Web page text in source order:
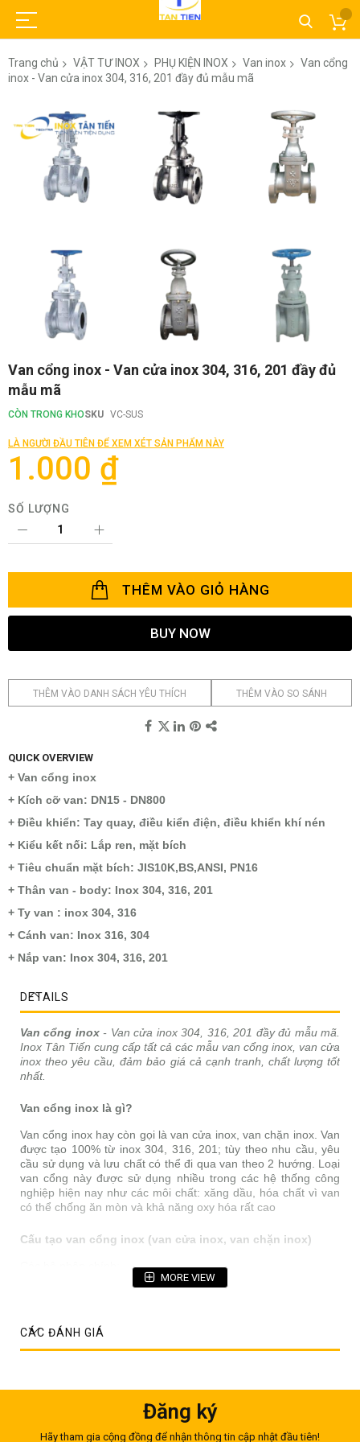
Trang chủ VẬT TƯ INOX PHỤ KIỆN INOX Van inox
Van cổng
inox - Van cửa inox 304, 316, 201 đầy đủ mẫu mã
đến
phần
Chuyển
phần
đầu
của
thư
viện
hình
Van cổng inox - Van cửa inox 304, 316, 201 đầy đủ
mẫu mã
CÒN TRONG KHOSKU VC-SUS
LÀ NGƯỜI ĐẦU TIÊN ĐỂ XEM XÉT SẢN PHẨM NÀY
1.000 ₫
SỐ LƯỢNG
THÊM VÀO GIỎ HÀNG
BUY NOW
THÊM VÀO DANH SÁCH YÊU THÍCH THÊM VÀO SO SÁNH
QUICK OVERVIEW
+ Van cổng inox
+ Kích cỡ van: DN15 - DN800
+ Điều khiển: Tay quay, điều kiển điện, điều khiển khí nén
+ Kiểu kết nối: Lắp ren, mặt bích
+ Tiêu chuẩn mặt bích: JIS10K,BS,ANSI, PN16
+ Thân van - body: Inox 304, 316, 201
+ Ty van : inox 304, 316
+ Cánh van: Inox 316, 304
+ Nắp van: Inox 304, 316, 201
DETAILS
Van cổng inox- Van cửa inox 304, 316, 201 đầy đủ mẫu mã.
Inox Tân Tiến cung cấp tất cả các mẫu van cổng inox, van cửa
inox theo yêu cầu, đảm bảo giá cả cạnh tranh, chất lượng tốt
nhất.
Van cổng inox là gì?
Van cổng inox hay còn gọi là van cửa inox, van chặn inox. Van
được tạo 100% từ inox 304, 316, 201; tùy theo nhu cầu, yêu
cầu sử dụng và lưu chất có thể đi qua van theo 2 hướng. Loại
van cổng này được sử dụng nhiều trong các hệ thống công
nghiệp hiện nay như các môi chất: xăng dầu, hóa chất vì van
có thể chống ăn mòn và khả năng oxy hóa rất cao
Cấu tạo van cổng inox (van cửa inox, van chặn inox)
- Thân van: Thường được kết nối với các bộ phận khác của
- Nắp van: Có chứa các bộ phận chuyển động và được gắn
với thân van; thường được liên hết với thân van bằng bulong
để giúp tháo lắp, bảo trì van dễ dàng
và vòng đệm
MORE VIEW
CÁC ĐÁNH GIÁ
Đăng ký
Hãy tham gia cộng đồng để nhận thông tin cập nhật đầu tiên!